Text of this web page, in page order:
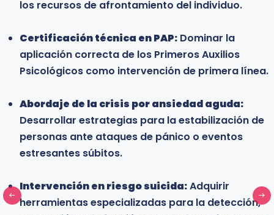
los recursos de afrontamiento del individuo.
Certificación técnica en PAP: Dominar la
aplicación correcta de los Primeros Auxilios
Psicológicos como intervención de primera línea.
Abordaje de la crisis por ansiedad aguda:
Desarrollar estrategias para la estabilización de
personas ante ataques de pánico o eventos
estresantes súbitos.
Intervención en riesgo suicida:Adquirir
herramientas especializadas para la detección,
eventos críticos.
Profesionales de áreas sociales y
comunitarias:Trabajadores sociales, gestores
de riesgos y líderes comunitarios que requieren
facilitadores de la salud mental en desastres o
crisis sociales.
Profesionales del ámbito educativo y
responsables de Recursos Humanos que
necesitan herramientas para identificar y